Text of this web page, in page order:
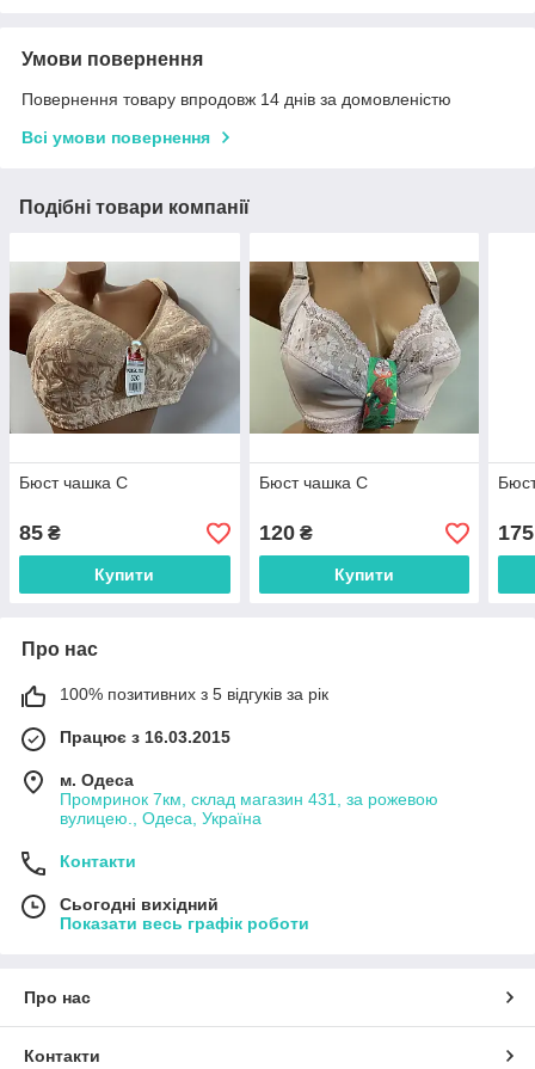
Умови повернення
Повернення товару впродовж 14 днів за домовленістю
Всі умови повернення
Подібні товари компанії
Бюст чашка С
85 ₴
Купити
Бюст чашка С
120₴
Купити
175
Про нас
100% позитивних з 5 відгуків за рік
Працює з 16.03.2015
м. Одеса
Промринок 7км, склад магазин 431, за рожевою
вулицею., Одеса, Україна
Контакти
Сьогодні вихідний
Показати весь графік роботи
Про нас
Контакти